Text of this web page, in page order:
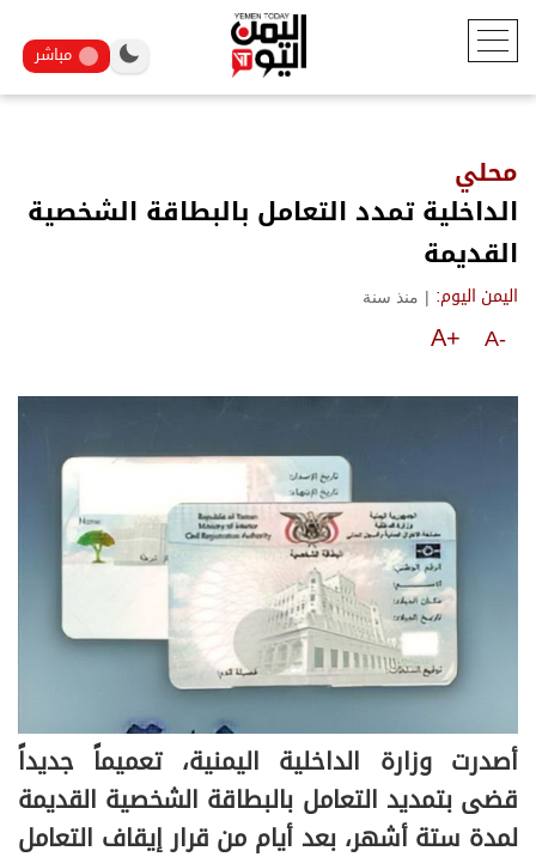
مباشر
محلي
الداخلية تمدد التعامل بالبطاقة الشخصية
القديمة
اليمن اليوم: | منذ سنة
A-
A+
أصدرت وزارة الداخلية اليمنية، تعميماً جديداً
قضى بتمديد التعامل بالبطاقة الشخصية القديمة
لمدة ستة أشهر، بعد أيام من قرار إيقاف التعامل